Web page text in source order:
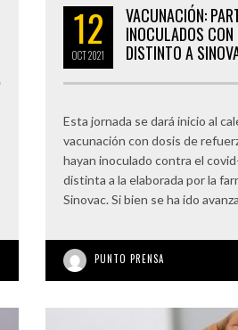
12
OCT2021
VACUNACIÓN:
INOCULADOS CON
DISTINTO A
Esta jornada se dará inicio al
vacunación con dosis de
hayan inoculado contra el
distinta a la elaborada por la
Sinovac. Si bien se ha ido
PUNTO PRENSA